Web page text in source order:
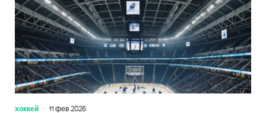
хоккей 11 фев 2026